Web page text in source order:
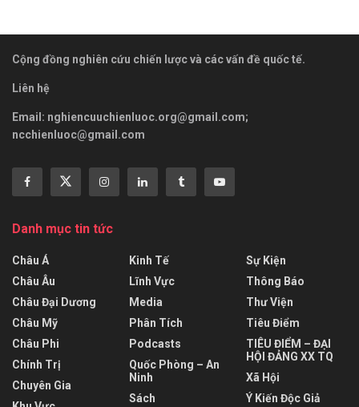
Cộng đồng nghiên cứu chiến lược và các vấn đề quốc tế.
Liên hệ
Email: nghiencuuchienluoc.org@gmail.com;
ncchienluoc@gmail.com
Danh mục tin tức
Châu Á
Châu Âu
Châu Đại Dương
Châu Mỹ
Châu Phi
Chính Trị
Chuyên Gia
Kinh Tế
Lĩnh Vực
Media
Phân Tích
Podcasts
Quốc Phòng – An
Ninh
Sách
Sự Kiện
Thông Báo
Thư Viện
Tiêu Điểm
TIÊU ĐIỂM – ĐẠI
HỘI ĐẢNG XX TQ
Xã Hội
Ý Kiến Độc Giả